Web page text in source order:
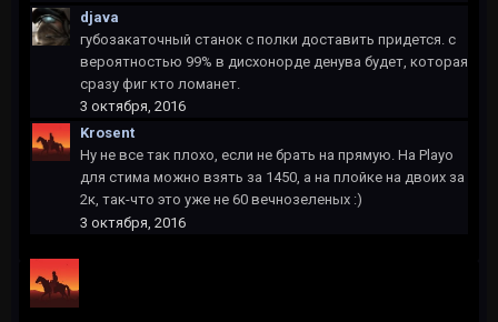
djava
губозакаточный станок с полки доставить придется. с
вероятностью 99% в дисхонорде денува будет, которая
сразу фиг кто ломанет.
3 октября, 2016
Krosent
Ну не все так плохо, если не брать на прямую. На Playo
для стима можно взять за 1450, а на плойке на двоих за
2к, так-что это уже не 60 вечнозеленых :)
3 октября, 2016